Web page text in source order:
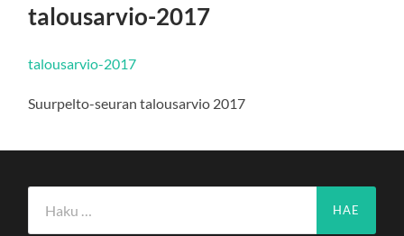
talousarvio-2017
talousarvio-2017
Suurpelto-seuran talousarvio 2017